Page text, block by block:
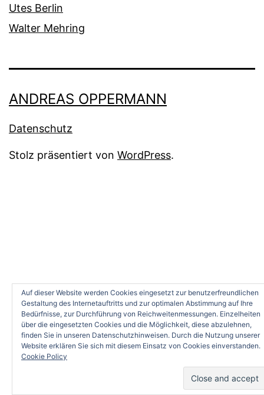
Utes Berlin
Walter Mehring
ANDREAS OPPERMANN
Datenschutz
Stolz präsentiert von WordPress.
Auf dieser Website werden Cookies eingesetzt zur benutzerfreundlichen
Gestaltung des Internetauftritts und zur optimalen Abstimmung auf Ihre
Bedürfnisse, zur Durchführung von Reichweitenmessungen. Einzelheiten
über die eingesetzten Cookies und die Möglichkeit, diese abzulehnen,
finden Sie in unseren Datenschutzhinweisen. Durch die Nutzung unserer
Website erklären Sie sich mit diesem Einsatz von Cookies einverstanden.
Cookie Policy